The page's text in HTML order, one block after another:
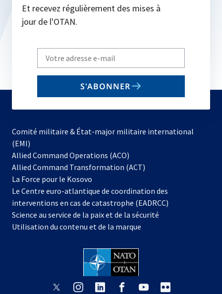
Et recevez régulièrement des mises à
jour de l'OTAN.
Write
your
email
S'ABONNER
Comité militaire & État-major militaire international
(EMI)
Allied Command Operations (ACO)
dans
nouvel
onglet
Allied Command Transformation (ACT)
La Force pour le Kosovo
dans
un
nouvel
onglet
Le Centre euro-atlantique de coordination des
interventions en cas de catastrophe (EADRCC)
Science au service de la paix et de la sécurité
Utilisation du contenu et de la marque
s’ouvres’ouvres’ouvres’ouvres’ouvre